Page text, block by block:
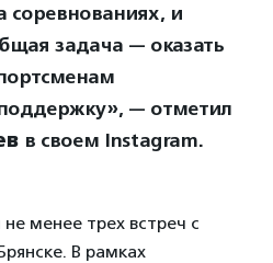
соревнованиях, и
задача — оказать
— отметил
в своем Instagram.
менее трех встреч с
В рамках